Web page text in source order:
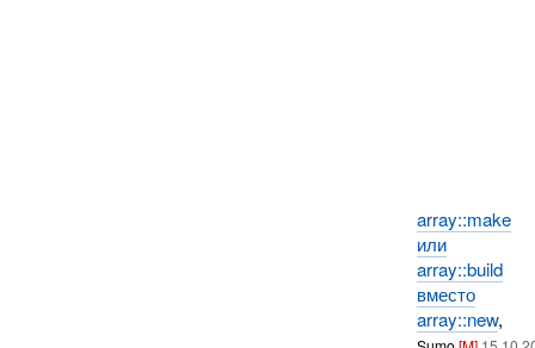
array::make
или
array::build
вместо
array::new,